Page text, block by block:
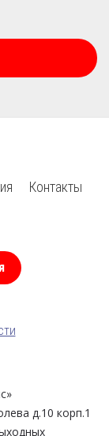
Контакты
д.10 корп.1